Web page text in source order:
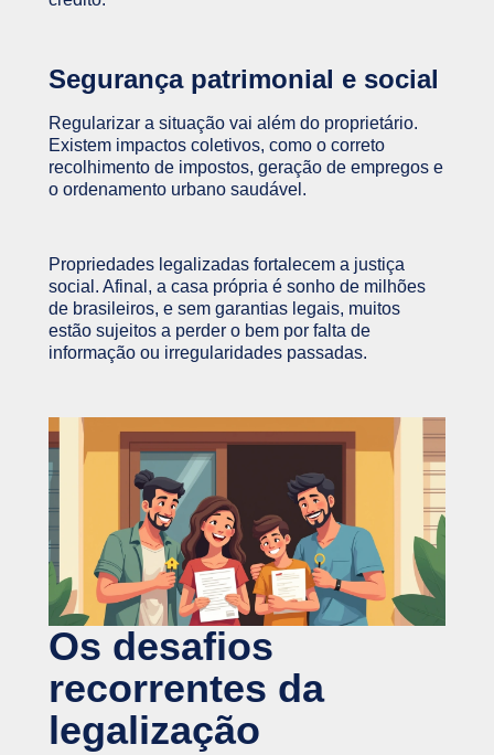
Segurança patrimonial e social
Regularizar a situação vai além do proprietário.
Existem impactos coletivos, como o correto
recolhimento de impostos, geração de empregos e
o ordenamento urbano saudável.
Propriedades legalizadas fortalecem a justiça
social. Afinal, a casa própria é sonho de milhões
de brasileiros, e sem garantias legais, muitos
estão sujeitos a perder o bem por falta de
informação ou irregularidades passadas.
Os desafios
recorrentes da
legalização